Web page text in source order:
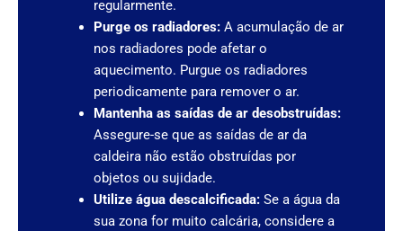
regularmente.
Purge os radiadores:A acumulação de ar
nos radiadores pode afetar o
aquecimento. Purgue os radiadores
periodicamente para remover o ar.
Mantenha as saídas de ar desobstruídas:
Assegure-se que as saídas de ar da
caldeira não estão obstruídas por
objetos ou sujidade.
Utilize água descalcificada:Se a água da
sua zona for muito calcária, considere a